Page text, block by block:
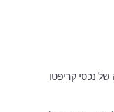
נכסי קריפטו